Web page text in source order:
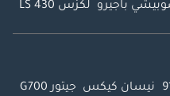
باجيرو لكزس LS 430
نيسان كيكس جيتور G700